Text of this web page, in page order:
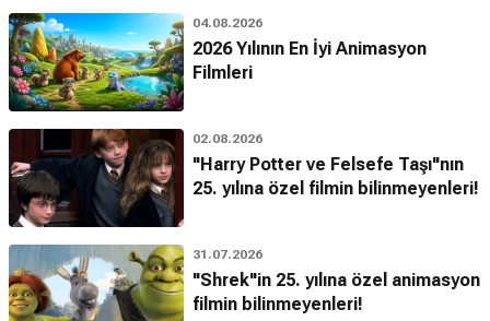
04.08.2026
2026 Yılının En İyi Animasyon
Filmleri
02.08.2026
"Harry Potter ve Felsefe Taşı"nın
25. yılına özel filmin bilinmeyenleri!
31.07.2026
"Shrek"in 25. yılına özel animasyon
filmin bilinmeyenleri!